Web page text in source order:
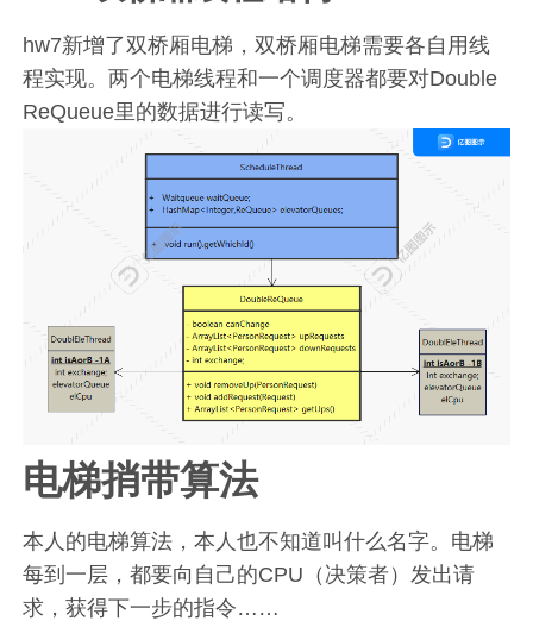
hw7新增了双桥厢电梯，双桥厢电梯需要各自用线
程实现。两个电梯线程和一个调度器都要对Double
ReQueue里的数据进行读写。
电梯捎带算法
本人的电梯算法，本人也不知道叫什么名字。电梯
每到一层，都要向自己的CPU（决策者）发出请
求，获得下一步的指令……